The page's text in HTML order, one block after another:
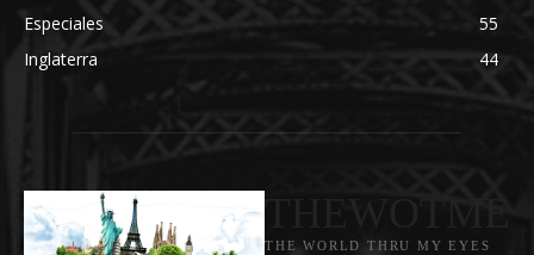
Especiales
55
Inglaterra
44
THE WORLD THRU MY EYES